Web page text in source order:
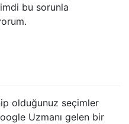
bu sorunla
olduğunuz seçimler
Uzmanı gelen bir